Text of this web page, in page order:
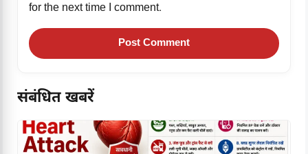
for the next time I comment.
संबंधित खबरें